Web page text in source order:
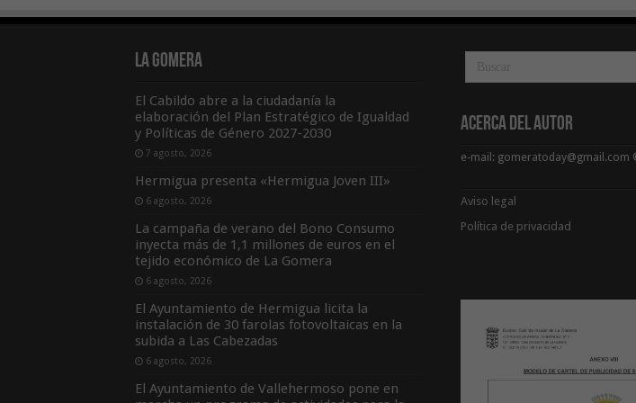
La Gomera
El Cabildo abre a la ciudadanía la
elaboración del Plan Estratégico de Igualdad
y Políticas de Género 2027-2030
7 agosto, 2026
Hermigua presenta «Hermigua Joven III»
6 agosto, 2026
La campaña de verano del Bono Consumo
inyecta más de 1,1 millones de euros en el
tejido económico de La Gomera
6 agosto, 2026
El Ayuntamiento de Hermigua licita la
instalación de 30 farolas fotovoltaicas en la
subida a Las Cabezadas
6 agosto, 2026
El Ayuntamiento de Vallehermoso pone en
Acerca del Autor
e-mail: gomeratoday@gmail.com
Aviso legal
Política de privacidad